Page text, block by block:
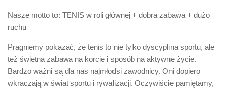
Nasze motto to: TENIS w roli głównej + dobra zabawa + dużo
ruchu
Pragniemy pokazać, że tenis to nie tylko dyscyplina sportu, ale
też świetna zabawa na korcie i sposób na aktywne życie.
Bardzo ważni są dla nas najmłodsi zawodnicy. Oni dopiero
wkraczają w świat sportu i rywalizacji. Oczywiście pamiętamy,